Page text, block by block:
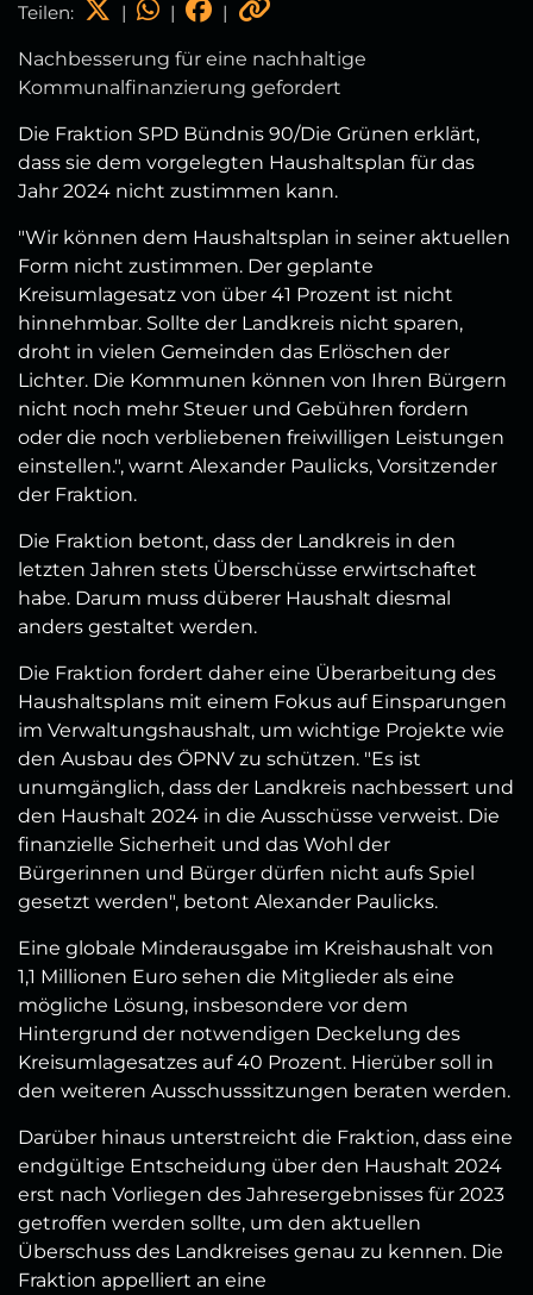
Teilen: | | |
Nachbesserung für eine nachhaltige
Kommunalfinanzierung gefordert
Die Fraktion SPD Bündnis 90/Die Grünen erklärt,
dass sie dem vorgelegten Haushaltsplan für das
Jahr 2024 nicht zustimmen kann.
"Wir können dem Haushaltsplan in seiner aktuellen
Form nicht zustimmen. Der geplante
Kreisumlagesatz von über 41 Prozent ist nicht
hinnehmbar. Sollte der Landkreis nicht sparen,
droht in vielen Gemeinden das Erlöschen der
Lichter. Die Kommunen können von Ihren Bürgern
nicht noch mehr Steuer und Gebühren fordern
oder die noch verbliebenen freiwilligen Leistungen
einstellen.", warnt Alexander Paulicks, Vorsitzender
der Fraktion.
Die Fraktion betont, dass der Landkreis in den
letzten Jahren stets Überschüsse erwirtschaftet
habe. Darum muss düberer Haushalt diesmal
anders gestaltet werden.
Die Fraktion fordert daher eine Überarbeitung des
Haushaltsplans mit einem Fokus auf Einsparungen
im Verwaltungshaushalt, um wichtige Projekte wie
den Ausbau des ÖPNV zu schützen. "Es ist
unumgänglich, dass der Landkreis nachbessert und
den Haushalt 2024 in die Ausschüsse verweist. Die
finanzielle Sicherheit und das Wohl der
Bürgerinnen und Bürger dürfen nicht aufs Spiel
gesetzt werden", betont Alexander Paulicks.
Eine globale Minderausgabe im Kreishaushalt von
1,1 Millionen Euro sehen die Mitglieder als eine
mögliche Lösung, insbesondere vor dem
Hintergrund der notwendigen Deckelung des
Kreisumlagesatzes auf 40 Prozent. Hierüber soll in
den weiteren Ausschusssitzungen beraten werden.
Darüber hinaus unterstreicht die Fraktion, dass eine
endgültige Entscheidung über den Haushalt 2024
erst nach Vorliegen des Jahresergebnisses für 2023
getroffen werden sollte, um den aktuellen
Überschuss des Landkreises genau zu kennen. Die
Fraktion appelliert an eine